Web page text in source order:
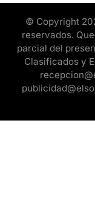
© Copyright
reservados.
parcial del
Clasificados y